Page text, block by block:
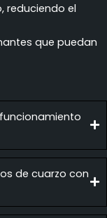
reduciendo el
que puedan
de cuarzo con